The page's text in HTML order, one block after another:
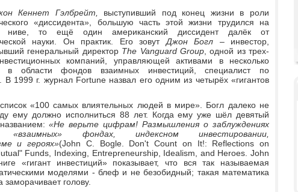
Кеннет Гэлбрейт,
выступивший под конец жизни в роли
«диссидента», большую часть этой жизни трудился на
ниве, то ещё один американский диссидент далёк от
науки. Он практик. Его зовут Джон Богл – инвестор,
генеральный директор The Vanguard Group, одной из трех-
компаний, управляющей активами в несколько
в области фондов взаимных инвестиций, специалист по
В 1999 г. журнал Fortune назвал его одним из четырёх «гигантов
«100 самых влиятельных людей в мире». Богл далеко не
ему должно исполниться 88 лет. Когда ему уже шёл девятый
«Не верьте цифрам! Размышления о заблуждениях
«взаимных» фондах, индексном инвестировании,
и героях»(John C. Bogle. Don't Count on It!: Reflections on
Funds, Indexing, Entrepreneurship, Idealism, and Heroes. John
«гигант инвестиций» показывает, что вся так называемая
моделями - блеф и не безобидный; такая математика
заморачивает голову.